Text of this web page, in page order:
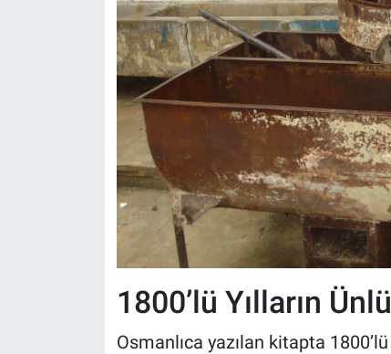
1800’lü Yılların
Osmanlıca yazılan kitapta